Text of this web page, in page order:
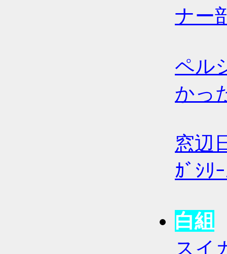
ナー
ペル
かっ
窓辺
ｶﾞｼﾘ
白組
スイ